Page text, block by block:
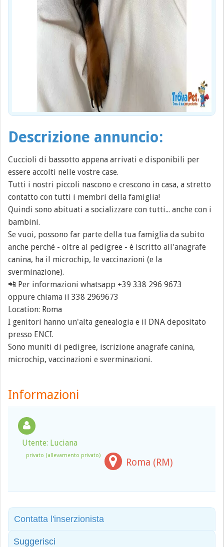
Descrizione annuncio:
Cuccioli di bassotto appena arrivati e disponibili per
essere accolti nelle vostre case.
Tutti i nostri piccoli nascono e crescono in casa, a stretto
contatto con tutti i membri della famiglia!
Quindi sono abituati a socializzare con tutti... anche con i
bambini.
Se vuoi, possono far parte della tua famiglia da subito
anche perché - oltre al pedigree - è iscritto all'anagrafe
canina, ha il microchip, le vaccinazioni (e la
sverminazione).
📲 Per informazioni whatsapp +39 338 296 9673
oppure chiama il 338 2969673
Location: Roma
I genitori hanno un'alta genealogia e il DNA depositato
presso ENCI.
Sono muniti di pedigree, iscrizione anagrafe canina,
microchip, vaccinazioni e sverminazioni.
Informazioni
Utente: Luciana
privato (allevamento privato)
Roma (RM)
Contatta l'inserzionista
Suggerisci